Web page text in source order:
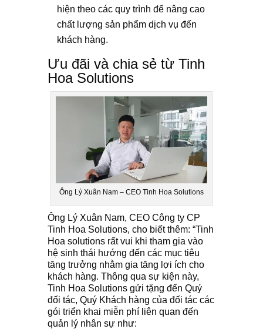
hiện theo các quy trình để nâng cao
chất lượng sản phẩm dịch vụ đến
khách hàng.
Ưu đãi và chia sẻ từ Tinh
Hoa Solutions
Ông Lý Xuân Nam – CEO Tinh Hoa Solutions
Ông Lý Xuân Nam, CEO Công ty CP
Tinh Hoa Solutions, cho biết thêm: “Tinh
Hoa solutions rất vui khi tham gia vào
hệ sinh thái hướng đến các mục tiêu
tăng trưởng nhằm gia tăng lợi ích cho
khách hàng. Thông qua sự kiện này,
Tinh Hoa Solutions gửi tặng đến Quý
đối tác, Quý Khách hàng của đối tác các
gói triển khai miễn phí liên quan đến
quản lý nhân sự như: